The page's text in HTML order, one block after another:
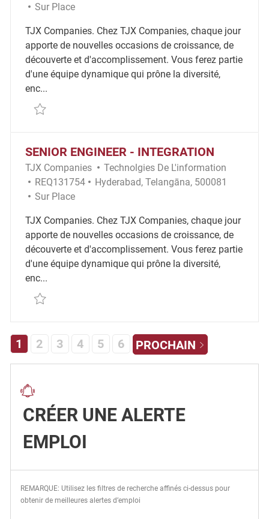
Remote
Sur Place
TJX Companies. Chez TJX Companies, chaque jour
apporte de nouvelles occasions de croissance, de
découverte et d'accomplissement. Vous ferez partie
d'une équipe dynamique qui prône la diversité,
enc...
Sauvegarder WFM IT Engineering Manager
SENIOR ENGINEER - INTEGRATION
TJX Companies Catégorie
Technolgies De L'information
ID Requis
REQ131754 Emplacement
Hyderabad, Telangāna, 500081
Remote
Sur Place
TJX Companies. Chez TJX Companies, chaque jour
apporte de nouvelles occasions de croissance, de
découverte et d'accomplissement. Vous ferez partie
d'une équipe dynamique qui prône la diversité,
enc...
Sauvegarder Senior Engineer - Integration
1 2 3 4 5 6 PROCHAIN
CRÉER UNE ALERTE
EMPLOI
REMARQUE: Utilisez les filtres de recherche affinés ci-dessus pour
obtenir de meilleures alertes d’emploi